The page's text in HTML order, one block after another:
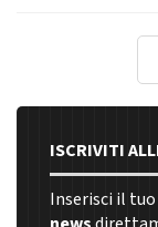
ISCRIVITI
Inserisci il